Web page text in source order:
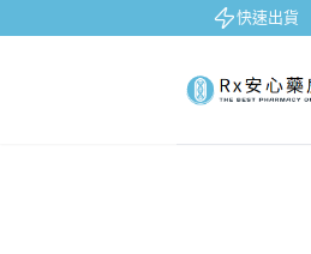
快速出貨